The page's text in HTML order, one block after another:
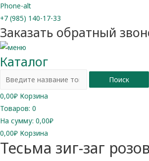
Phone-alt
+7 (985) 140-17-33
Заказать обратный
Каталог
Поиск
0,00₽ Корзина
Товаров: 0
На сумму: 0,00₽
0,00₽ Корзина
Тесьма зиг-заг